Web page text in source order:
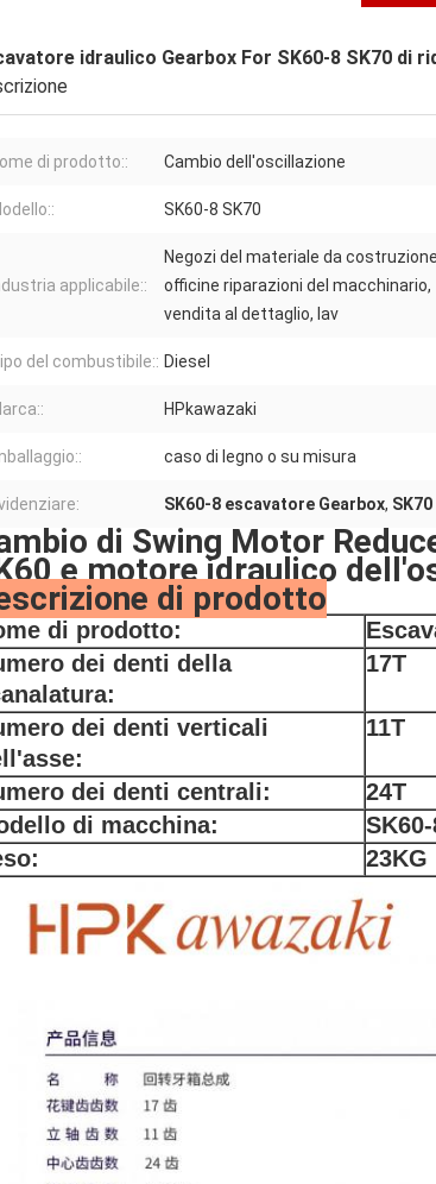
idraulico Gearbox For SK60-8 SK70 di
di prodotto:: Cambio dell'oscillazione
SK60-8 SK70
applicabile::
Negozi del materiale da
officine riparazioni del macchinario,
vendita al dettaglio, lav
del combustibile:: Diesel
HPkawazaki
caso di legno o su misura
SK60-8 escavatore Gearbox,
di Swing Motor
e motore idraulico
di prodotto
di prodotto:
dei denti della
17T
dei denti verticali
11T
dei denti centrali:
24T
di macchina:
23KG